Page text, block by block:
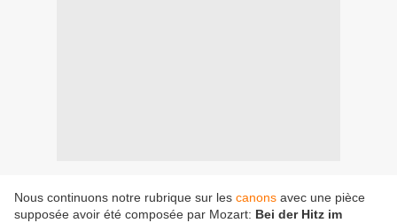
Nous continuons notre rubrique sur les canons avec une pièce
supposée avoir été composée par Mozart: Bei der Hitz im